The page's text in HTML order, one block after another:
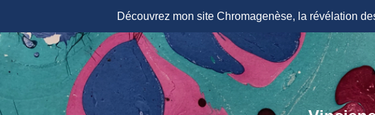
Découvrez mon site Chromagenèse, la révélation
Aller
contenu